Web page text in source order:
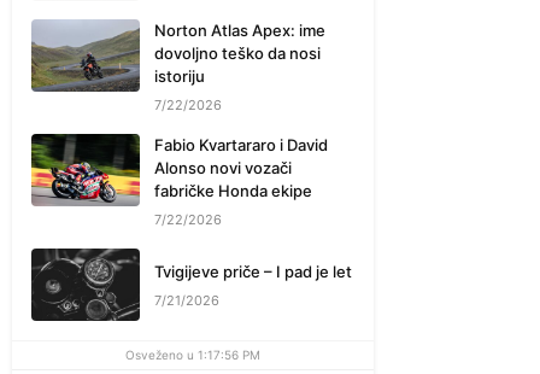
Norton Atlas Apex: ime
dovoljno teško da nosi
istoriju
7/22/2026
Fabio Kvartararo i David
Alonso novi vozači
fabričke Honda ekipe
7/22/2026
Tvigijeve priče – I pad je let
7/21/2026
Osveženo u 1:17:56 PM